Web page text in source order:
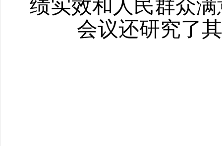
绩实效和人民群众
会议还研究了